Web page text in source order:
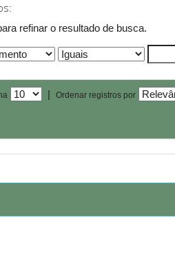
refinar o resultado de busca.
| Ordenar registros por